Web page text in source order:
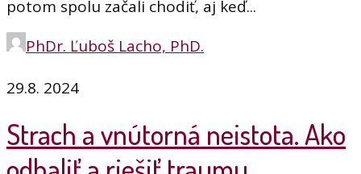
potom spolu začali chodiť, aj keď...
PhDr. Ľuboš Lacho, PhD.
29.8. 2024
Strach a vnútorná neistota. Ako